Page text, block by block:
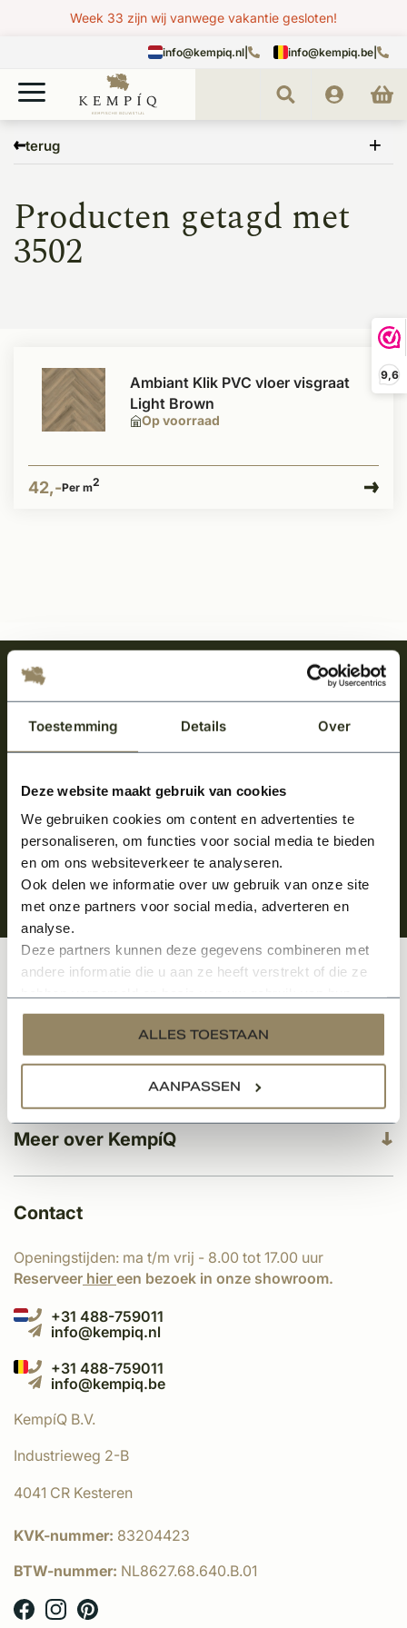
Toestemming Details Over
Deze website maakt gebruik van cookies
We gebruiken cookies om content en advertenties te
personaliseren, om functies voor social media te bieden
en om ons websiteverkeer te analyseren.
Ook delen we informatie over uw gebruik van onze site
met onze partners voor social media, adverteren en
analyse.
Deze partners kunnen deze gegevens combineren met
andere informatie die u aan ze heeft verstrekt of die ze
services.
ALLES TOESTAAN
AANPASSEN
9,6
Week 33 zijn wij vanwege vakantie gesloten!
info@kempiq.nl info@kempiq.be
terug
3502
Producten getagd met
3502
Op voorraad
Ambiant Klik PVC vloer visgraat
Light Brown
42,-Per m2
Meld je aan en ontvang het laatste nieuws
over onze kempische bouwstijl!
Aanmelden voor de nieuwsbrief
Meer over KempíQ
Klantenservice
Categorieën
Contact
Openingstijden: ma t/m vrij - 8.00 tot 17.00 uur
Reserveer hier een bezoek in onze showroom.
+31 488-759011
info@kempiq.nl
+31 488-759011
info@kempiq.be
KempíQ B.V.
Industrieweg 2-B
4041 CR Kesteren
KVK-nummer: 83204423
BTW-nummer: NL8627.68.640.B.01